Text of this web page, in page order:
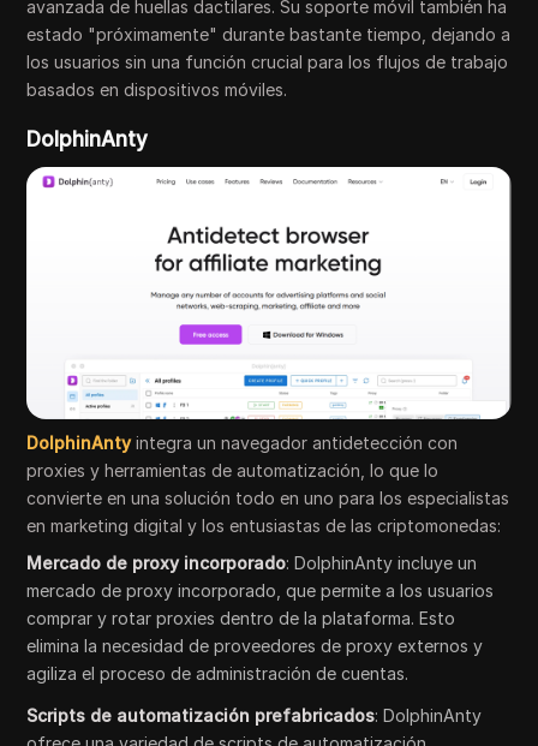
avanzada de huellas dactilares. Su soporte móvil también ha
estado "próximamente" durante bastante tiempo, dejando a
los usuarios sin una función crucial para los flujos de trabajo
basados en dispositivos móviles.
DolphinAnty
DolphinAntyintegra un navegador antidetección con
proxies y herramientas de automatización, lo que lo
convierte en una solución todo en uno para los especialistas
en marketing digital y los entusiastas de las criptomonedas:
Mercado de proxy incorporado: DolphinAnty incluye un
mercado de proxy incorporado, que permite a los usuarios
comprar y rotar proxies dentro de la plataforma. Esto
elimina la necesidad de proveedores de proxy externos y
agiliza el proceso de administración de cuentas.
Scripts de automatización prefabricados: DolphinAnty